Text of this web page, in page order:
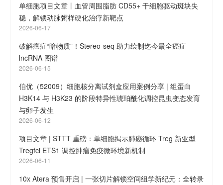
单细胞项目文章丨血管周围脂肪 CD55+ 干细胞驱动斑块失
稳，解锁动脉粥样硬化治疗新靶点
2026-06-17
破解癌症“暗物质”！Stereo-seq 助力绘制迄今最全癌症
lncRNA 图谱
2026-06-15
伯优（52009）细胞核分离试剂盒应用案例分享 | 组蛋白
H3K14 与 H3K23 的阶段特异性琥珀酰化调控昆虫变态发育
与卵子发生
2026-06-12
项目文章 | STTT 重磅：单细胞揭示肺癌循环 Treg 新亚型
Tregfci ETS1 调控肿瘤免疫微环境新机制
2026-06-11
10x Atera 预售开启 | 一张切片解锁空间组学新纪元：全转录